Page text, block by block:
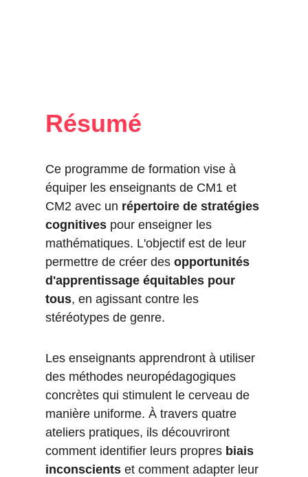
Résumé
Ce programme de formation vise à
équiper les enseignants de CM1 et
CM2 avec un répertoire de stratégies
cognitives pour enseigner les
mathématiques. L'objectif est de leur
permettre de créer des opportunités
d'apprentissage équitables pour
tous, en agissant contre les
stéréotypes de genre.
Les enseignants apprendront à utiliser
des méthodes neuropédagogiques
concrètes qui stimulent le cerveau de
manière uniforme. À travers quatre
ateliers pratiques, ils découvriront
comment identifier leurs propres biais
inconscients et comment adapter leur